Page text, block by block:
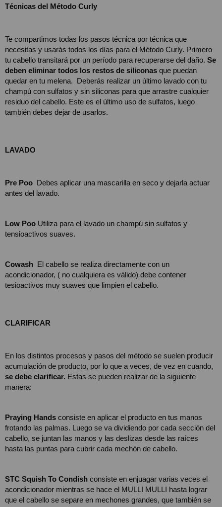
Técnicas del Método Curly
Te compartimos todas los pasos técnica por técnica que
necesitas y usarás todos los días para el Método Curly. Primero
tu cabello transitará por un período para recuperarse del daño. Se
deben eliminar todos los restos de siliconas que puedan
quedar en tu melena.  Deberás realizar un último lavado con tu
champú con sulfatos y sin siliconas para que arrastre cualquier
residuo del cabello. Este es el último uso de sulfatos, luego
también debes dejar de usarlos.
LAVADO
Pre Poo Debes aplicar una mascarilla en seco y dejarla actuar
antes del lavado.
Low Poo Utiliza para el lavado un champú sin sulfatos y
tensioactivos suaves.
Cowash El cabello se realiza directamente con un
acondicionador, ( no cualquiera es válido) debe contener
tesioactivos muy suaves que limpien el cabello.
CLARIFICAR
En los distintos procesos y pasos del método se suelen producir
se debe clarificar. Estas se pueden realizar de la siguiente
manera:
Praying Hands consiste en aplicar el producto en tus manos
frotando las palmas. Luego se va dividiendo por cada sección del
cabello, se juntan las manos y las deslizas desde las raíces
hasta las puntas para cubrir cada mechón de cabello.
STC Squish To Condish consiste en enjuagar varias veces el
acondicionador mientras se hace el MULLI MULLI hasta lograr
que el cabello se separe en mechones grandes, que también se